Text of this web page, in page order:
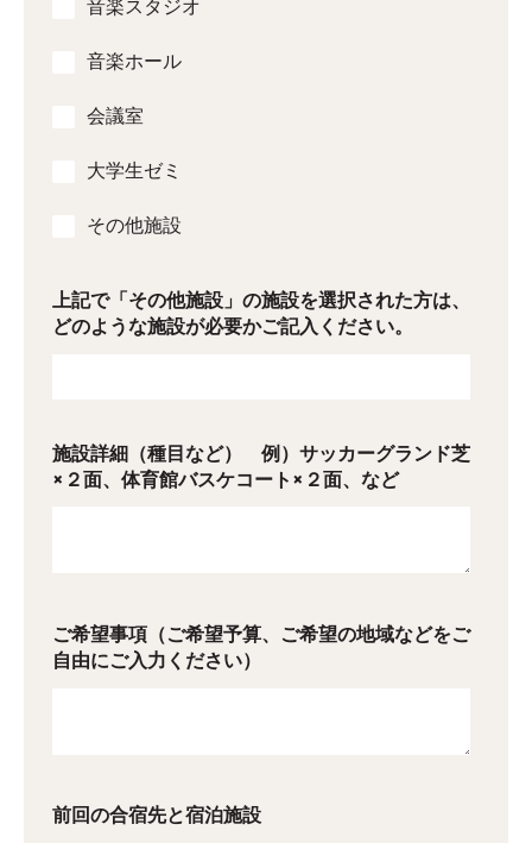
音楽スタジオ
音楽ホール
会議室
大学生ゼミ
その他施設
上記で「その他施設」の施設を選択された方は、
どのような施設が必要かご記入ください。
施設詳細（種目など） 例）サッカーグランド芝
×２面、体育館バスケコート×２面、など
ご希望事項（ご希望予算、ご希望の地域などをご
自由にご入力ください）
前回の合宿先と宿泊施設